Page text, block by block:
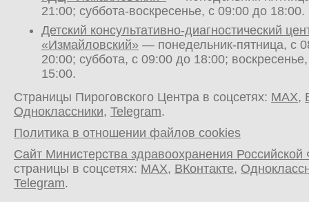
21:00; суббота-воскресенье, с 09:00 до 18:00.
Детский консультативно-диагностический
«Измайловский» — понедельник-пятница, с
20:00; суббота, с 09:00 до 18:00;
15:00.
Страницы Пироговского Центра в соцсетях: MAX,
Одноклассники, Telegram.
Политика в отношении файлов cookies
Сайт Министерства здравоохранения
страницы в соцсетях: MAX, ВКонтакте,
Telegram.